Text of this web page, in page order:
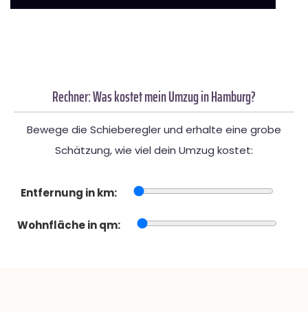
Rechner: Was kostet mein Umzug in Hamburg?
Bewege die Schieberegler und erhalte eine grobe
Schätzung, wie viel dein Umzug kostet:
Entfernung in km:
Wohnfläche in qm: